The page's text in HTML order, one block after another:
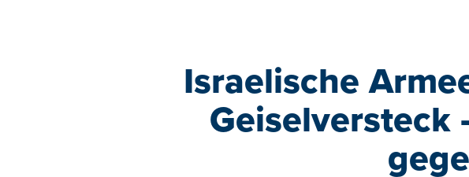
Israelische
Geiselversteck